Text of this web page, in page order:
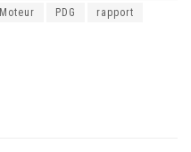
Moteur PDG rapport